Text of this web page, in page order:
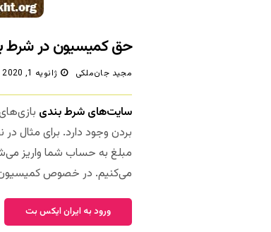
حق کمیسیون در
مجید جان‌ملکی ژانویه 1, 2020
سایت‌های شرط بندی
بردن وجود دارد. برای مثال
مبلغ به حساب شما واریز
می‌کنیم. در خصوص
ورود به ایران ایکس بت